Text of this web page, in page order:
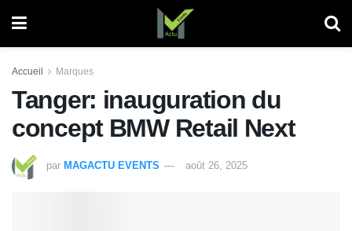
Accueil Marques
Tanger: inauguration du
concept BMW Retail Next
par MAGACTU EVENTS août 26, 2025